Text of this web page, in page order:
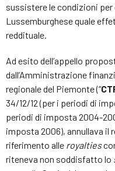
sussistere le condizioni
Lussemburghese quale
reddituale.
Ad esito dell’appello
dall’Amministrazione
regionale del Piemonte (“
34/12/12 (per i periodi di
periodi di imposta 2004-
imposta 2006), annullava il
riferimento alle royalties
riteneva non soddisfatto lo